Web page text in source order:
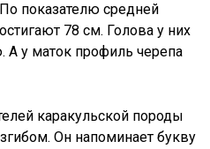
показателю средней
78 см. Голова у них
А у маток профиль черепа
каракульской породы
Он напоминает букву